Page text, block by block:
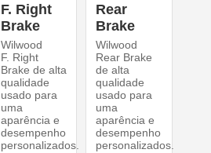
F. Right
Brake
Wilwood
F. Right
Brake de alta
qualidade
usado para
uma
aparência e
desempenho
personalizados.
Rear
Brake
Wilwood
Rear Brake
de alta
qualidade
usado para
uma
aparência e
desempenho
personalizados.